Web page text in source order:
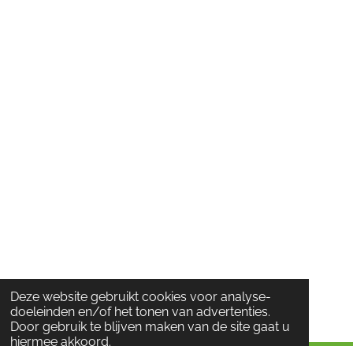
Deze website gebruikt cookies voor analyse-
doeleinden en/of het tonen van advertenties.
Door gebruik te blijven maken van de site gaat u
hiermee akkoord.